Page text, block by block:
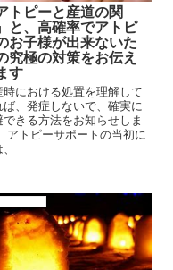
トピーと産道の関
と、高確率でアトピ
お子様が出来ないた
究極の対策をお伝え
す
時における処置を理解して
ば、発症しないで、確実に
できる方法をお知らせしま
アトピーサポートの当初に